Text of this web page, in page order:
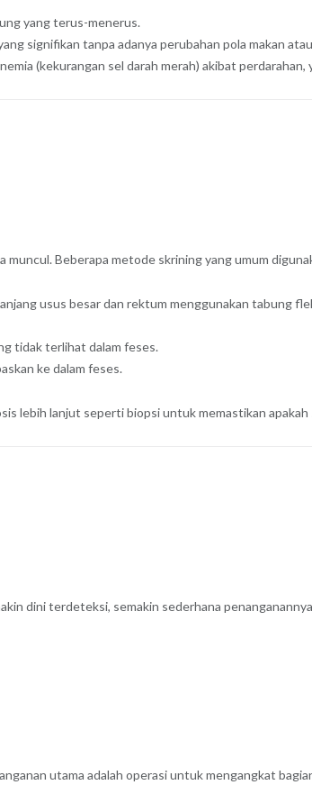
yang terus-menerus.
signifikan tanpa adanya perubahan pola makan
(kekurangan sel darah merah) akibat
Beberapa metode skrining yang umum
usus besar dan rektum menggunakan tabung
tidak terlihat dalam feses.
ke dalam feses.
lebih lanjut seperti biopsi untuk memastikan
dini terdeteksi, semakin sederhana
utama adalah operasi untuk mengangkat